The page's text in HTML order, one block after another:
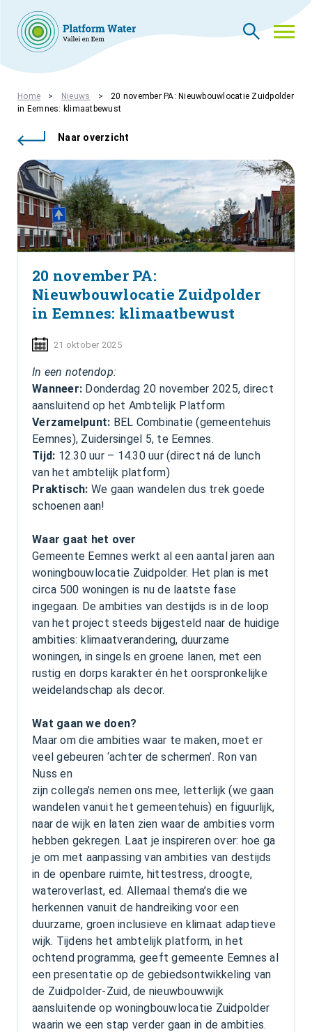
THEMA’S
NIEUWS
WIE ZIJN WIJ
PLATFORMLEDEN
PLATFORM ACADEMIE
VACATURES
INLOGGEN
Home Nieuws
20 november PA: Nieuwbouwlocatie Zuidpolder
in Eemnes: klimaatbewust
Naar overzicht
20 november PA:
Nieuwbouwlocatie Zuidpolder
in Eemnes: klimaatbewust
21 oktober 2025
In een notendop:
Wanneer: Donderdag 20 november 2025, direct
aansluitend op het Ambtelijk Platform
Verzamelpunt: BEL Combinatie (gemeentehuis
Eemnes), Zuidersingel 5, te Eemnes.
Tijd: 12.30 uur – 14.30 uur (direct ná de lunch
van het ambtelijk platform)
Praktisch: We gaan wandelen dus trek goede
schoenen aan!
Waar gaat het over
Gemeente Eemnes werkt al een aantal jaren aan
woningbouwlocatie Zuidpolder. Het plan is met
circa 500 woningen is nu de laatste fase
ingegaan. De ambities van destijds is in de loop
van het project steeds bijgesteld naar de huidige
ambities: klimaatverandering, duurzame
woningen, in singels en groene lanen, met een
rustig en dorps karakter én het oorspronkelijke
weidelandschap als decor.
Wat gaan we doen?
Maar om die ambities waar te maken, moet er
veel gebeuren ‘achter de schermen’. Ron van
Nuss en
zijn collega’s nemen ons mee, letterlijk (we gaan
wandelen vanuit het gemeentehuis) en figuurlijk,
naar de wijk en laten zien waar de ambities vorm
hebben gekregen. Laat je inspireren over: hoe ga
je om met aanpassing van ambities van destijds
in de openbare ruimte, hittestress, droogte,
wateroverlast, ed. Allemaal thema’s die we
herkennen vanuit de handreiking voor een
duurzame, groen inclusieve en klimaat adaptieve
wijk. Tijdens het ambtelijk platform, in het
ochtend programma, geeft gemeente Eemnes al
een presentatie op de gebiedsontwikkeling van
de Zuidpolder-Zuid, de nieuwbouwwijk
aansluitende op woningbouwlocatie Zuidpolder
waarin we een stap verder gaan in de ambities.